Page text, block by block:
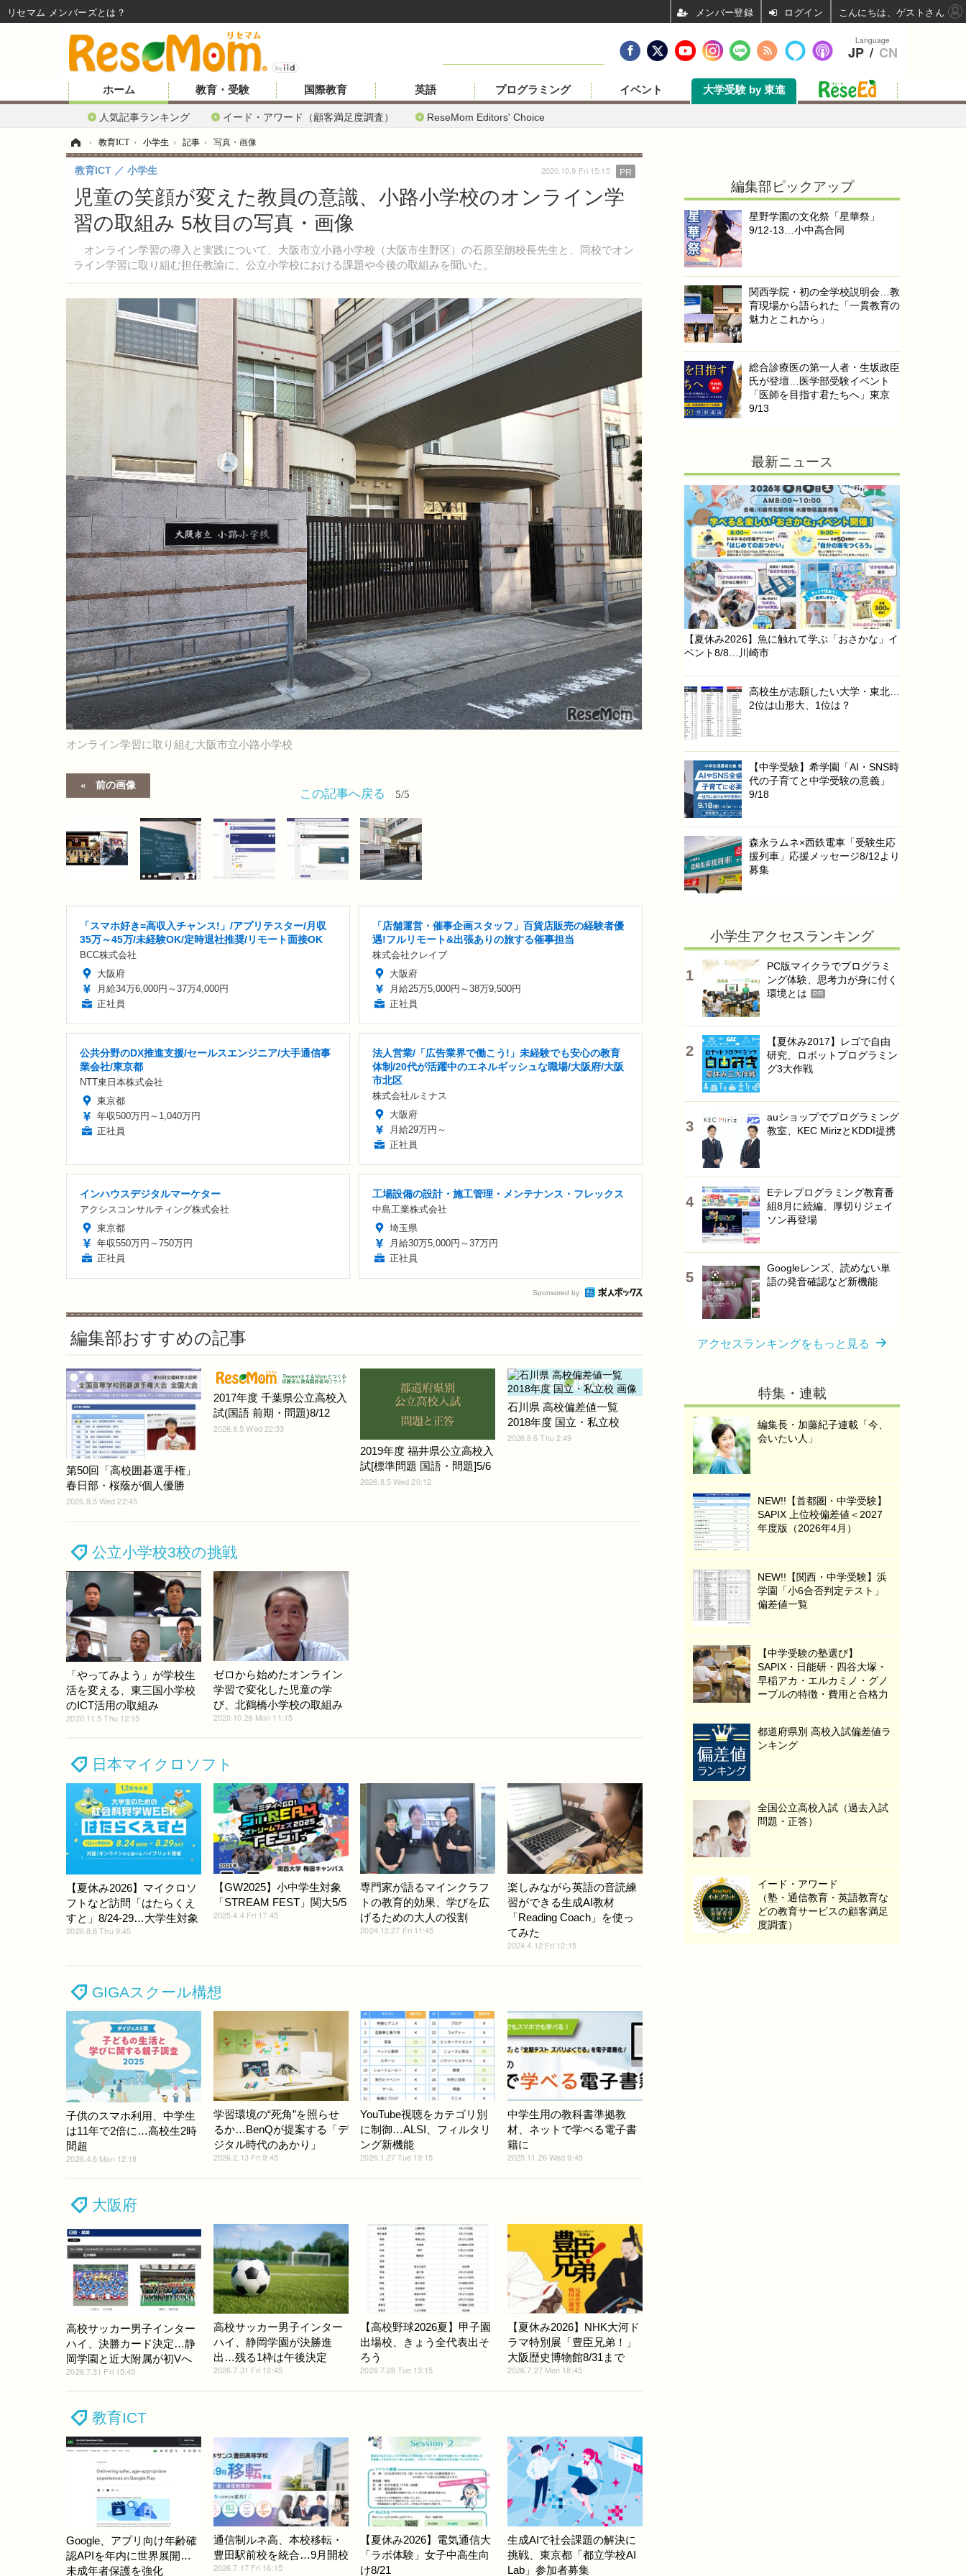
ホーム
人気記事ランキング イード・アワード（顧客満足度調査） ReseMom Editors' Choice
教育・受験 国際教育 英語 プログラミング イベント 大学受験 by 東進
› 教育ICT › 小学生 › 記事 › 写真・画像
児童の笑顔が変えた教員の意識、小路小学校のオンライン学
習の取組み 5枚目の写真・画像
オンライン学習の導入と実践について、大阪市立小路小学校（大阪市生野区）の石原至朗校長先生と、同校でオン
ライン学習に取り組む担任教諭に、公立小学校における課題や今後の取組みを聞いた。
教育ICT 小学生 2020.10.9 Fri 15:15 PR
オンライン学習に取り組む大阪市立小路小学校
前の画像
この記事へ戻る 5/5
「スマホ好き=高収入チャンス!」/アプリテスター/月収
35万～45万/未経験OK/定時退社推奨/リモート面接OK
BCC株式会社
大阪府
月給34万6,000円～37万4,000円
正社員
「店舗運営・催事企画スタッフ」百貨店販売の経験者優
遇!フルリモート&出張ありの旅する催事担当
株式会社クレイブ
大阪府
月給25万5,000円～38万9,500円
正社員
公共分野のDX推進支援/セールスエンジニア/大手通信事
業会社/東京都
NTT東日本株式会社
東京都
年収500万円～1,040万円
正社員
法人営業/「広告業界で働こう!」未経験でも安心の教育
体制/20代が活躍中のエネルギッシュな職場/大阪府/大阪
市北区
株式会社ルミナス
大阪府
月給29万円～
正社員
インハウスデジタルマーケター
アクシスコンサルティング株式会社
東京都
年収550万円～750万円
正社員
工場設備の設計・施工管理・メンテナンス・フレックス
中島工業株式会社
埼玉県
月給30万5,000円～37万円
正社員
Sponsored by
編集部おすすめの記事
第50回「高校囲碁選手権」
春日部・桜蔭が個人優勝
2026.8.5 Wed 22:45
2017年度 千葉県公立高校入
試(国語 前期・問題)8/12
2026.8.5 Wed 22:33
2019年度 福井県公立高校入
試[標準問題 国語・問題]5/6
2026.8.5 Wed 20:12
石川県 高校偏差値一覧
2018年度 国立・私立校
2026.8.6 Thu 2:49
公立小学校3校の挑戦
「やってみよう」が学校生
活を変える、東三国小学校
のICT活用の取組み
2020.11.5 Thu 12:15
ゼロから始めたオンライン
学習で変化した児童の学
び、北鶴橋小学校の取組み
2020.10.26 Mon 11:15
日本マイクロソフト
【夏休み2026】マイクロソ
フトなど訪問「はたらくえ
すと」8/24-29…大学生対象
2026.8.6 Thu 9:45
【GW2025】小中学生対象
「STREAM FEST」関大5/5
2025.4.4 Fri 17:45
専門家が語るマインクラフ
トの教育的効果、学びを広
げるための大人の役割
2024.12.27 Fri 11:45
楽しみながら英語の音読練
習ができる生成AI教材
「Reading Coach」を使っ
てみた
2024.4.12 Fri 12:15
GIGAスクール構想
子供のスマホ利用、中学生
は11年で2倍に…高校生2時
間超
2026.4.6 Mon 12:18
学習環境の“死角”を照らせ
るか…BenQが提案する「デ
ジタル時代のあかり」
2026.2.13 Fri 9:45
YouTube視聴をカテゴリ別
に制御…ALSI、フィルタリ
ング新機能
2026.1.27 Tue 19:15
中学生用の教科書準拠教
材、ネットで学べる電子書
籍に
2025.11.26 Wed 9:45
大阪府
高校サッカー男子インター
ハイ、決勝カード決定…静
岡学園と近大附属が初Vへ
2026.7.31 Fri 15:45
高校サッカー男子インター
ハイ、静岡学園が決勝進
出…残る1枠は午後決定
2026.7.31 Fri 12:45
【高校野球2026夏】甲子園
出場校、きょう全代表出そ
ろう
2026.7.28 Tue 13:15
【夏休み2026】NHK大河ド
ラマ特別展「豊臣兄弟！」
大阪歴史博物館8/31まで
2026.7.27 Mon 18:45
教育ICT
Google、アプリ向け年齢確
認APIを年内に世界展開…
未成年者保護を強化
通信制ルネ高、本校移転・
豊田駅前校を統合…9月開校
2026.7.17 Fri 16:15
【夏休み2026】電気通信大
「ラボ体験」女子中高生向
け8/21
生成AIで社会課題の解決に
挑戦、東京都「都立学校AI
Lab」参加者募集
編集部ピックアップ
星野学園の文化祭「星華祭」
9/12-13…小中高合同
関西学院・初の全学校説明会…教
育現場から語られた「一貫教育の
魅力とこれから」
総合診療医の第一人者・生坂政臣
氏が登壇…医学部受験イベント
「医師を目指す君たちへ」東京
9/13
最新ニュース
【夏休み2026】魚に触れて学ぶ「おさかな」イ
ベント8/8…川崎市
高校生が志願したい大学・東北…
2位は山形大、1位は？
【中学受験】希学園「AI・SNS時
代の子育てと中学受験の意義」
9/18
森永ラムネ×西鉄電車「受験生応
援列車」応援メッセージ8/12より
募集
小学生アクセスランキング
PC版マイクラでプログラミ
ング体験、思考力が身に付く
環境とは
PR
【夏休み2017】レゴで自由
研究、ロボットプログラミン
グ3大作戦
auショップでプログラミング
教室、KEC MirizとKDDI提携
Eテレプログラミング教育番
組8月に続編、厚切りジェイ
ソン再登場
Googleレンズ、読めない単
語の発音確認など新機能
アクセスランキングをもっと見る
特集・連載
編集長・加藤紀子連載「今、
会いたい人」
NEW!!【首都圏・中学受験】
SAPIX 上位校偏差値＜2027
年度版（2026年4月）
NEW!!【関西・中学受験】浜
学園「小6合否判定テスト」
偏差値一覧
【中学受験の塾選び】
SAPIX・日能研・四谷大塚・
早稲アカ・エルカミノ・グノ
ーブルの特徴・費用と合格力
都道府県別 高校入試偏差値ラ
ンキング
全国公立高校入試（過去入試
問題・正答）
イード・アワード
（塾・通信教育・英語教育な
どの教育サービスの顧客満足
度調査）
Language
JP / CN
リセマム メンバーズ ログイン こんにちは、ゲストさん